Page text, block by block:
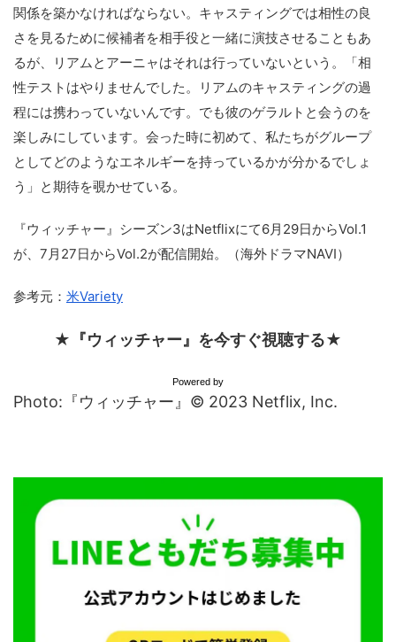
関係を築かなければならない。キャスティングでは相性の良
さを見るために候補者を相手役と一緒に演技させることもあ
るが、リアムとアーニャはそれは行っていないという。「相
性テストはやりませんでした。リアムのキャスティングの過
程には携わっていないんです。でも彼のゲラルトと会うのを
楽しみにしています。会った時に初めて、私たちがグループ
としてどのようなエネルギーを持っているかが分かるでしょ
う」と期待を覗かせている。
『ウィッチャー』シーズン3はNetflixにて6月29日からVol.1
が、7月27日からVol.2が配信開始。（海外ドラマNAVI）
参考元： 米Variety
★『ウィッチャー』を今すぐ視聴する★
Powered by
Photo:『ウィッチャー』© 2023 Netflix, Inc.